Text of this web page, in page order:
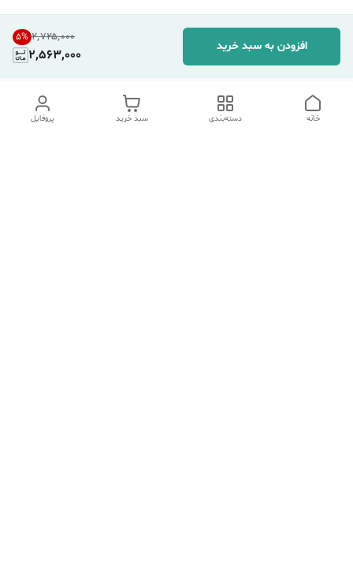
۲٬۷۲۵٬۰۰۰ 5%
2,563,000
افزودن به سبد خرید
پروفایل سبد خرید دسته‌بندی خانه